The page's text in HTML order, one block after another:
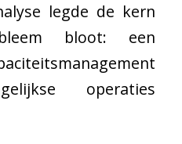
legde de kern
bloot: een
operaties